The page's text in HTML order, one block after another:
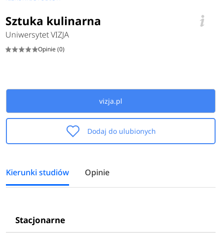
Sztuka kulinarna
Uniwersytet VIZJA
Opinie (0)
vizja.pl
Dodaj do ulubionych
Kierunki studiów Opinie
Stacjonarne